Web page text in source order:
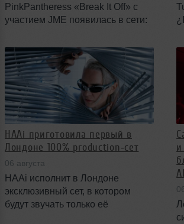
PinkPantheress «Break It Off» с
участием JME появилась в сети:
загружена на YouTube-канал Man
Better Know 2 августа 2026 года.
Пока нет подтверждения планов
по официальному релизу.
HAAi приготовила первый в
Лондоне 100% production‑сет
06 августа
HAAi исполнит в Лондоне
эксклюзивный сет, в котором
будут звучать только её
и